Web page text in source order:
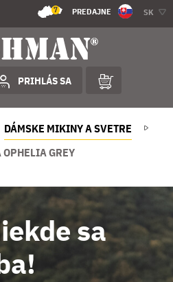
7 PREDAJNE SK
PRIHLÁS SA
DÁMSKE MIKINY A SVETRE
GREY
sa